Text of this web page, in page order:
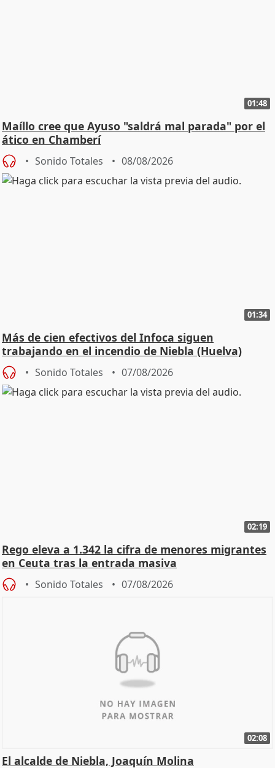
01:48
Maíllo cree que Ayuso "saldrá mal parada" por el
ático en Chamberí
Sonido Totales 08/08/2026
01:34
Más de cien efectivos del Infoca siguen
trabajando en el incendio de Niebla (Huelva)
Sonido Totales 07/08/2026
02:19
Rego eleva a 1.342 la cifra de menores migrantes
en Ceuta tras la entrada masiva
Sonido Totales 07/08/2026
02:08
El alcalde de Niebla, Joaquín Molina